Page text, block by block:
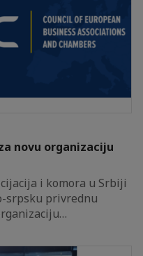
novu organizaciju
i komora u Srbiji
srpsku privrednu